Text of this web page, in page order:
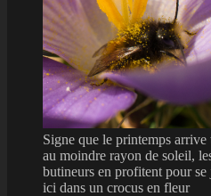
Signe que le printemps arrive
au moindre rayon de soleil,
butineurs en profitent pour se
ici dans un crocus en fleur